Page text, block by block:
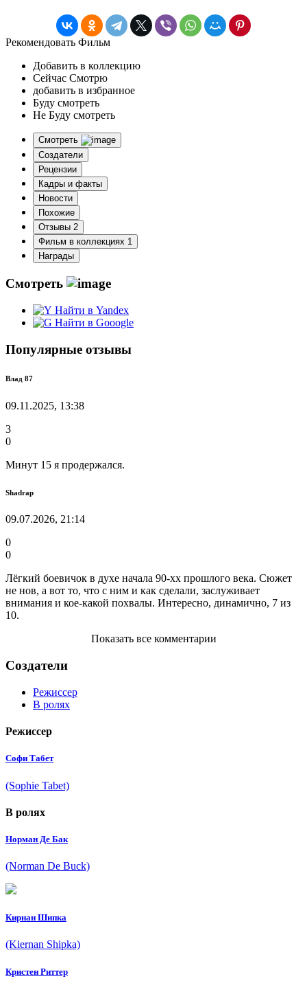
Рекомендовать Фильм
Добавить в коллекцию
Сейчас Смотрю
добавить в избранное
Буду смотреть
Не Буду смотреть
Смотреть
Создатели
Рецензии
Кадры и факты
Новости
Похожие
Отзывы 2
Фильм в коллекциях 1
Награды
Смотреть
Найти в Yandex
Найти в Gooogle
Популярные отзывы
Влад 87
09.11.2025, 13:38
3
0
Минут 15 я продержался.
Shadrap
09.07.2026, 21:14
0
0
Лёгкий боевичок в духе начала 90-хх прошлого века. Сюжет
не нов, а вот то, что с ним и как сделали, заслуживает
внимания и кое-какой похвалы. Интересно, динамично, 7 из
10.
Показать все комментарии
Создатели
Режиссер
В ролях
Режиссер
Софи Табет
(Sophie Tabet)
В ролях
Норман Де Бак
(Norman De Buck)
Кирнан Шипка
(Kiernan Shipka)
Кристен Риттер